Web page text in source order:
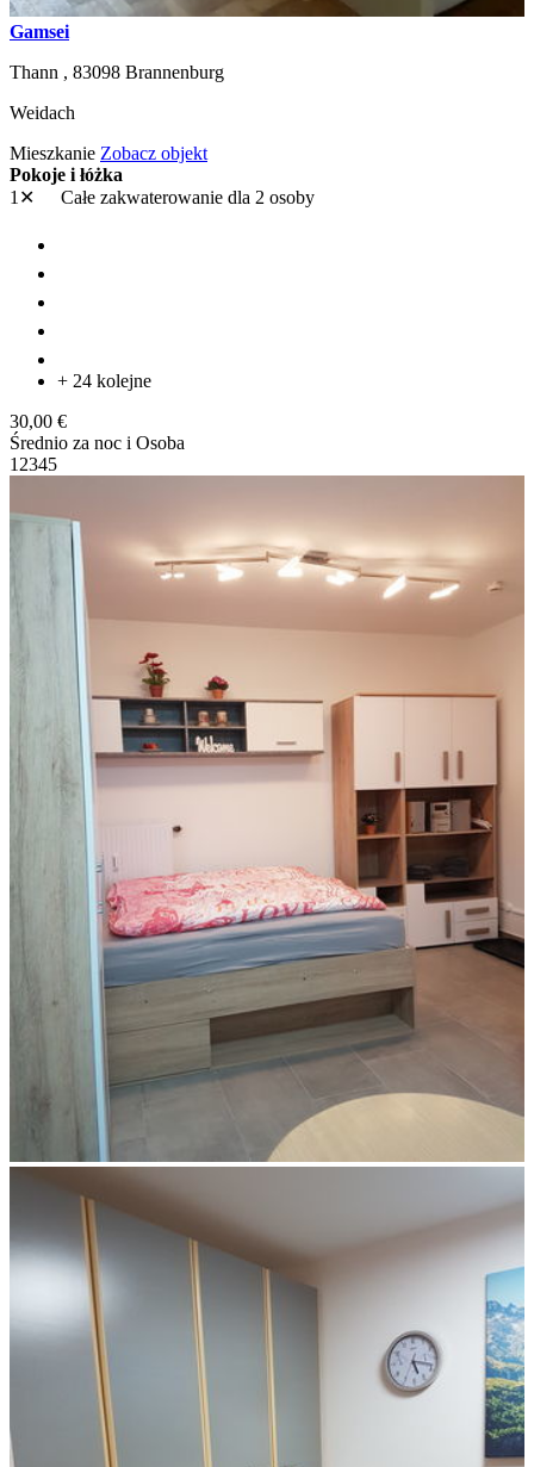
Gamsei
Thann , 83098 Brannenburg
Weidach
Mieszkanie Zobacz objekt
Pokoje i łóżka
1✕
Całe zakwaterowanie dla 2 osoby
+ 24 kolejne
30,00 €
Średnio za noc i Osoba
1 2345